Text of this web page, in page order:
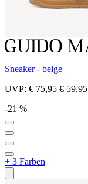
Sneaker - beige
UVP: € 75,95 € 59,95
-21 %
+ 3 Farben